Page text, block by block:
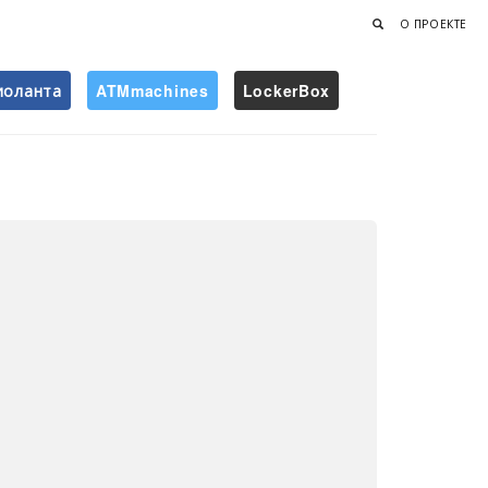
О ПРОЕКТЕ
ATMmachines LockerBox